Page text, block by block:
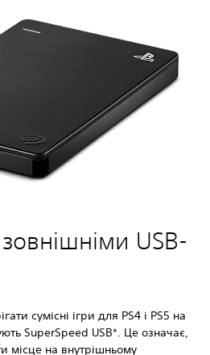
зовнішніми USB-
сумісні ігри для PS4 і PS5 на
SuperSpeed ​​USB*. Це означає,
на внутрішньому